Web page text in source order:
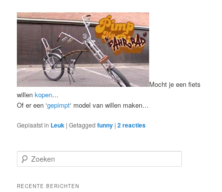
Mocht je een fiets
willenkopen…
Of er een ‘gepimpt‘ model van willen maken…
Geplaatst in Leuk |Getagged funny |2reacties
o
k
RECENTE BERICHTEN